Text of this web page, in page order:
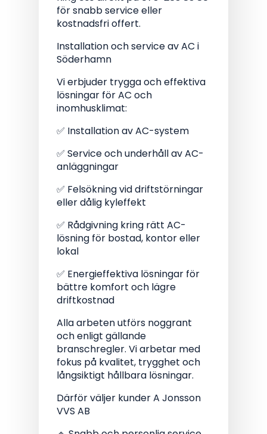
för snabb service eller
kostnadsfri offert.
Installation och service av AC i
Söderhamn
Vi erbjuder trygga och effektiva
lösningar för AC och
inomhusklimat:
✅ Installation av AC-system
✅ Service och underhåll av AC-
anläggningar
✅ Felsökning vid driftstörningar
eller dålig kyleffekt
✅ Rådgivning kring rätt AC-
lösning för bostad, kontor eller
lokal
✅ Energieffektiva lösningar för
bättre komfort och lägre
driftkostnad
Alla arbeten utförs noggrant
och enligt gällande
branschregler. Vi arbetar med
fokus på kvalitet, trygghet och
långsiktigt hållbara lösningar.
Därför väljer kunder A Jonsson
VVS AB